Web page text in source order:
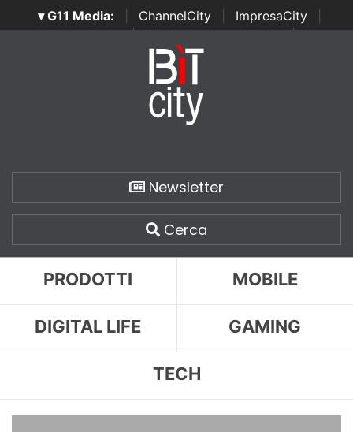
▾ G11 Media: ChannelCity ImpresaCity
SecurityOpenLab | Italian Channel Awards | Italian
Italian Security Awards
Newsletter
Cerca
PRODOTTI MOBILE
DIGITAL LIFE GAMING
TECH